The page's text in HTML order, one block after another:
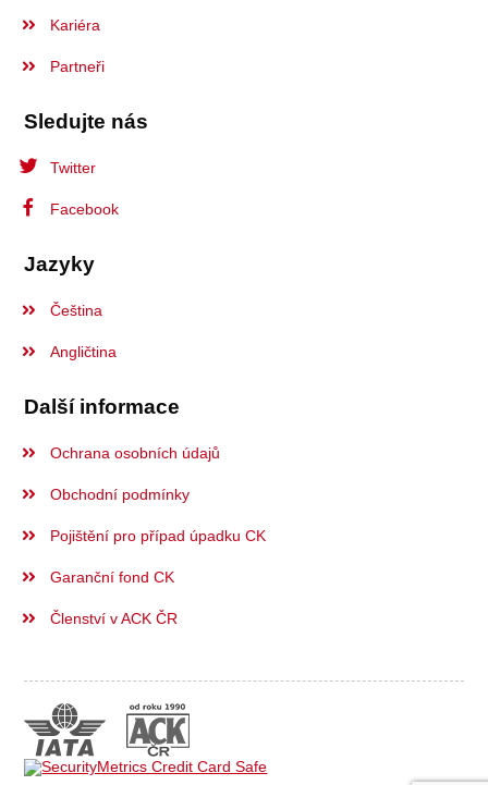
Kariéra
Partneři
Sledujte nás
Twitter
Facebook
Jazyky
Čeština
Angličtina
Další informace
Ochrana osobních údajů
Obchodní podmínky
Pojištění pro případ úpadku CK
Garanční fond CK
Členství v ACK ČR